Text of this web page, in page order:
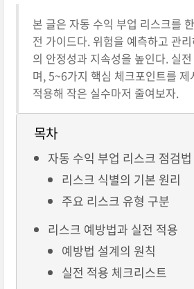
본 글은 자동 수익 부업 리스크를
전 가이드다. 위험을 예측하고 관
의 안정성과 지속성을 높인다. 실
며, 5~6가지 핵심 체크포인트를 제
적용해 작은 실수마저 줄여보자.
목차
자동 수익 부업 리스크 점검법
리스크 식별의 기본 원리
주요 리스크 유형 구분
리스크 예방법과 실전 적용
예방법 설계의 원칙
실전 적용 체크리스트